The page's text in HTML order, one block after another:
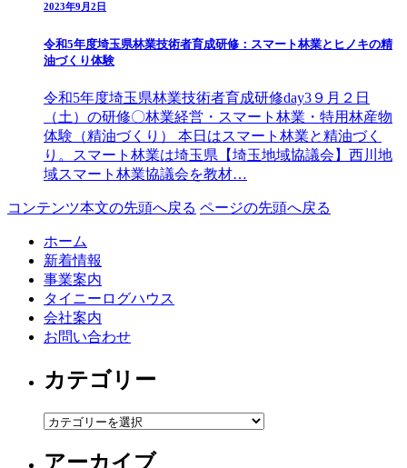
2023年9月2日
令和5年度埼玉県林業技術者育成研修：スマート林業とヒノキの精
油づくり体験
令和5年度埼玉県林業技術者育成研修day3９月２日
（土）の研修〇林業経営・スマート林業・特用林産物
体験（精油づくり） 本日はスマート林業と精油づく
り。スマート林業は埼玉県【埼玉地域協議会】西川地
域スマート林業協議会を教材…
コンテンツ本文の先頭へ戻る ページの先頭へ戻る
ホーム
新着情報
事業案内
タイニーログハウス
会社案内
お問い合わせ
カテゴリー
カ
ゴ
アーカイブ